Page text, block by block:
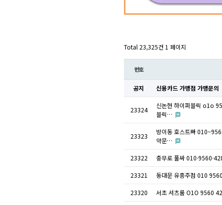
Total 23,325건 1 페이지
번호
공지 신용카드 가맹점 가맹문의
23324
신논현 하이퍼블릭 o1o
블릭…
23323
방이동 호스트빠
약문…
23322 충무로 풀싸
23321 동대문 유흥주점 010
23320 서초 셔츠룸 O1O 9560